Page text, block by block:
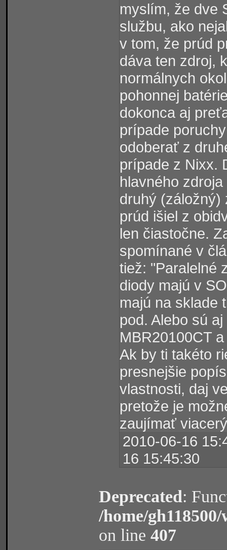
myslím, že dve
službu, ako
v tom, že prúd
dáva ten zdroj,
normálnych
pohonnej
dokonca aj
prípade
odoberať z
prípade z Nixx.
hlavného
druhý (záložný)
prúd išiel z
len čiastočne.
spomínané v
tiež: "Paralelné
diody majú v
majú na sklade
pod. Alebo sú
MBR20100CT
Ak by ti takéto
presnejšie
vlastnosti, daj
pretože je
zaujímať
2010-06-16
16 15:45:30
Deprecated:
/home/
on line 407